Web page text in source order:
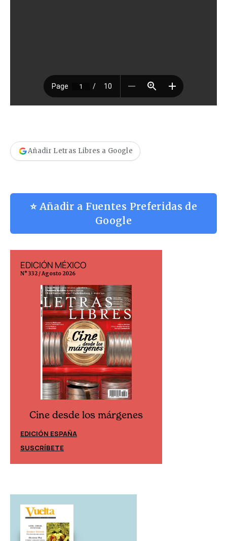
Añadir Letras Libres a Google
⭐ Añadir a Fuentes Preferidas de
Google
EDICIÓN MÉXICO
N° 332 / Agosto 2026
Cine desde los márgenes
EDICIÓN ESPAÑA
SUSCRÍBETE